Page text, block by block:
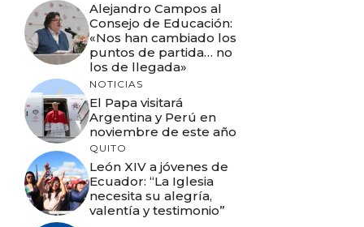
Alejandro Campos al
Consejo de Educación:
«Nos han cambiado los
puntos de partida… no
los de llegada»
NOTICIAS
El Papa visitará
Argentina y Perú en
noviembre de este año
QUITO
León XIV a jóvenes de
Ecuador: “La Iglesia
necesita su alegría,
valentía y testimonio”